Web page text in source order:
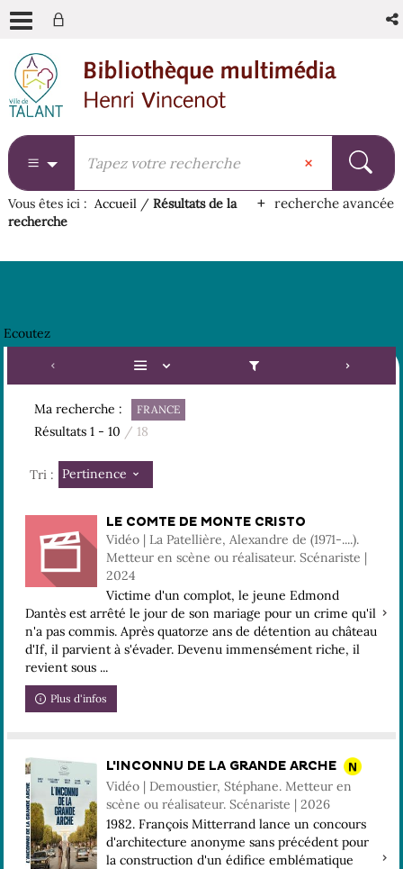
menu
contenu
recherche
recherche avancée
Vous êtes ici : Accueil / Résultats de la
recherche
Ecoutez
Ma recherche : FRANCE
Résultats 1 - 10 / 18
Tri : Pertinence
LE COMTE DE MONTE CRISTO
Vidéo | La Patellière, Alexandre de (1971-....).
Metteur en scène ou réalisateur. Scénariste |
2024
Victime d'un complot, le jeune Edmond
Dantès est arrêté le jour de son mariage pour un crime qu'il
n'a pas commis. Après quatorze ans de détention au château
d'If, il parvient à s'évader. Devenu immensément riche, il
revient sous ...
Plus d'infos
L'INCONNU DE LA GRANDE ARCHE
Vidéo | Demoustier, Stéphane. Metteur en
scène ou réalisateur. Scénariste | 2026
1982. François Mitterrand lance un concours
d'architecture anonyme sans précédent pour
la construction d'un édifice emblématique